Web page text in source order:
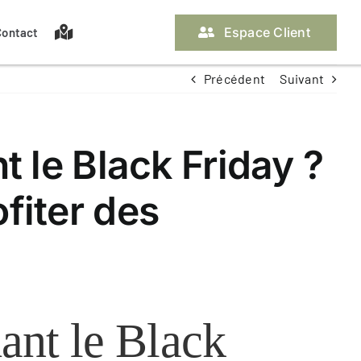
Espace Client
Précédent Suivant
le Black Friday ?
des
le Black